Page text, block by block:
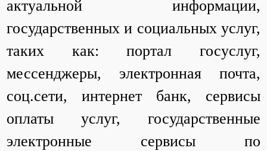
актуальной информации,
государственных и социальных услуг,
таких как: портал госуслуг,
мессенджеры, электронная почта,
соц.сети, интернет банк, сервисы
оплаты услуг, государственные
электронные сервисы по